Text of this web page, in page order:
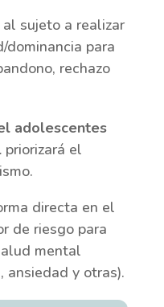
sujeto a realizar
dominancia para
rechazo
adolescentes
priorizará el
directa en el
de riesgo para
mental
ansiedad y otras).